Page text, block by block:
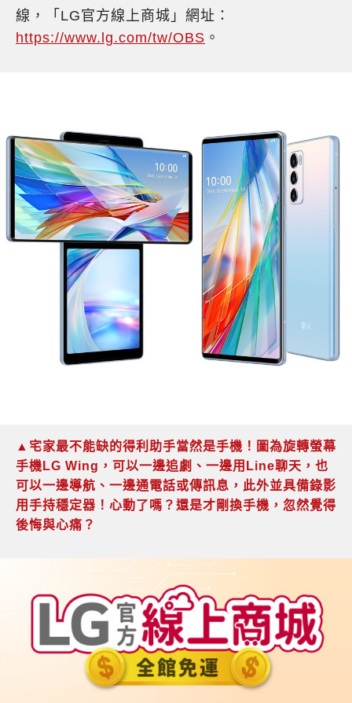
線，「LG官方線上商城」網址：
https://www.lg.com/tw/OBS 。
▲宅家最不能缺的得利助手當然是手機！圖為旋轉螢幕
手機LG Wing，可以一邊追劇、一邊用Line聊天，也
可以一邊導航、一邊通電話或傳訊息，此外並具備錄影
用手持穩定器！心動了嗎？還是才剛換手機，忽然覺得
後悔與心痛？